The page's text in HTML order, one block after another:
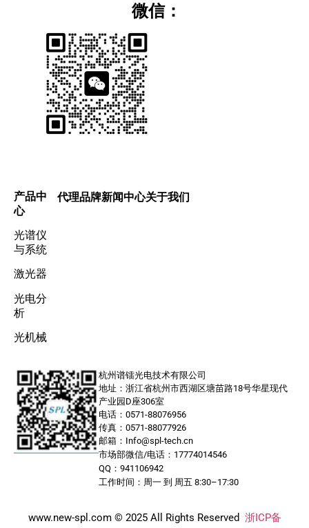
微信：
产品中
心
光谱仪
与系统
激光器
光电分
析
光机械
代理品牌新闻中心关于我们
杭州谱镭光电技术有限公司
地址：浙江省杭州市西湖区塘苗路18号华星现代
产业园D座306室
电话：0571-88076956
传真：0571-88077926
邮箱：Info@spl-tech.cn
市场部微信/电话：17774014546
QQ：941106942
工作时间：周一 到 周五 8:30–17:30
www.new-spl.com © 2025 All Rights Reserved 浙ICP备